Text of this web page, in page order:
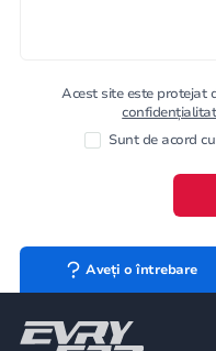
Acest site este protejat
Sunt de acord
Aveți o întrebare